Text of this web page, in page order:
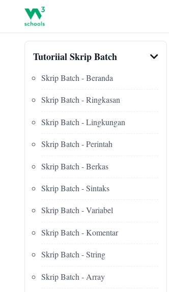
Tutoriial Skrip Batch
Skrip Batch - Beranda
Skrip Batch - Ringkasan
Skrip Batch - Lingkungan
Skrip Batch - Perintah
Skrip Batch - Berkas
Skrip Batch - Sintaks
Skrip Batch - Variabel
Skrip Batch - Komentar
Skrip Batch - String
Skrip Batch - Array